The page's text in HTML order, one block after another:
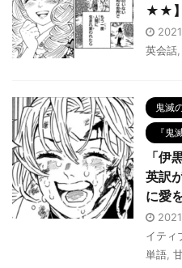
★★】
英会話
鬼滅
『鬼
「伊
英訳
に愛
イティ
単語